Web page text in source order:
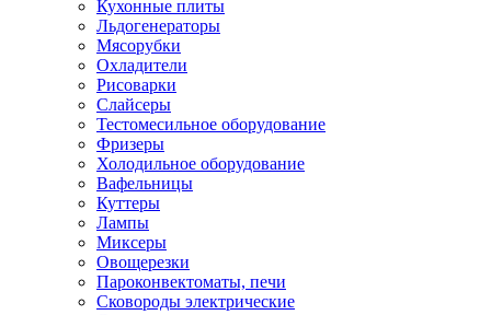
Кухонные плиты
Льдогенераторы
Мясорубки
Охладители
Рисоварки
Слайсеры
Тестомесильное оборудование
Фризеры
Холодильное оборудование
Вафельницы
Куттеры
Лампы
Миксеры
Овощерезки
Пароконвектоматы, печи
Сковороды электрические